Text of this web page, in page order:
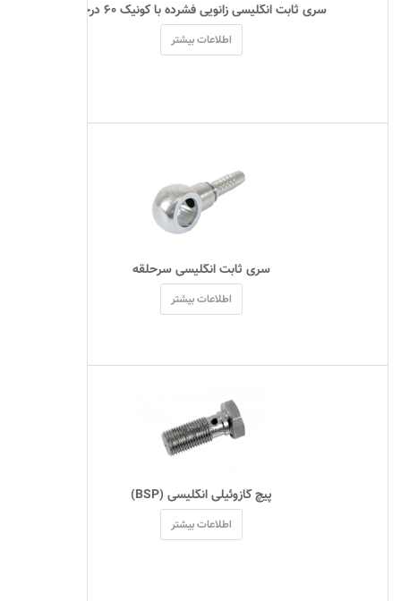
سری ثابت انگلیسی زانویی فشرده با کونیک ۶۰ درجه
اطلاعات بیشتر
سری ثابت انگلیسی سرحلقه
اطلاعات بیشتر
پیچ گازوئیلی انگلیسی (BSP)
اطلاعات بیشتر